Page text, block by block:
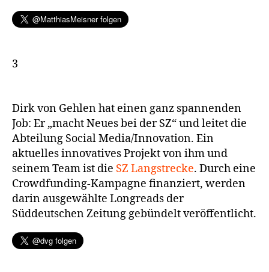
3
Dirk von Gehlen hat einen ganz spannenden
Job: Er „macht Neues bei der SZ“ und leitet die
Abteilung Social Media/Innovation. Ein
aktuelles innovatives Projekt von ihm und
seinem Team ist die SZ Langstrecke. Durch eine
Crowdfunding-Kampagne finanziert, werden
darin ausgewählte Longreads der
Süddeutschen Zeitung gebündelt veröffentlicht.